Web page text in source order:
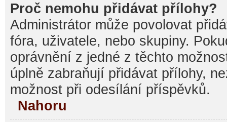
Proč nemohu přidávat přílohy?
Administrátor může povolovat
fóra, uživatele, nebo skupiny.
oprávnění z jedné z těchto
úplně zabraňují přidávat přílohy,
možnost při odesílání příspěvků.
Nahoru